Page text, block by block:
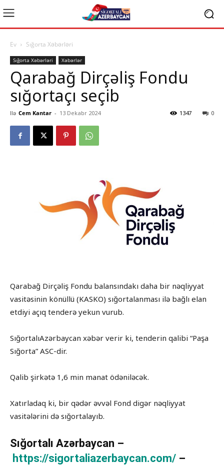
Ev Sığorta Xəbərləri
Sığorta Xəbərləri Xəbərlər
Qarabağ Dirçəliş Fondu
sığortaçı seçib
Ilə Cem Kantar - 13 Dekabr 2024 0
1347
Qarabağ Dirçəliş Fondu balansındakı daha bir nəqliyyat
vasitəsinin könüllü (KASKO) sığortalanması ilə bağlı elan
etdiyi açıq tenderə yekun vurub.
SığortalıAzərbaycan xəbər verir ki, tenderin qalibi “Paşa
Sığorta” ASC-dir.
Qalib şirkətə 1,6 min manat ödəniləcək.
Xatırladaq ki, bir qədər əvvəl Fond digər nəqliyyat
vasitələrini də sığortalayıb.
Sığortalı Azərbaycan –
https://sigortaliazerbaycan.com/ –